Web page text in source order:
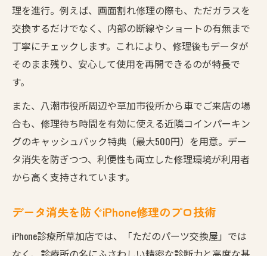
理を進行。例えば、画面割れ修理の際も、ただガラスを
交換するだけでなく、内部の断線やショートの有無まで
丁寧にチェックします。これにより、修理後もデータが
そのまま残り、安心して使用を再開できるのが特長で
す。
また、八潮市役所周辺や草加市役所から車でご来店の場
合も、修理待ち時間を有効に使える近隣コインパーキン
グのキャッシュバック特典（最大500円）を用意。デー
タ消失を防ぎつつ、利便性も両立した修理環境が利用者
から高く支持されています。
データ消失を防ぐiPhone修理のプロ技術
iPhone診療所草加店では、「ただのパーツ交換屋」では